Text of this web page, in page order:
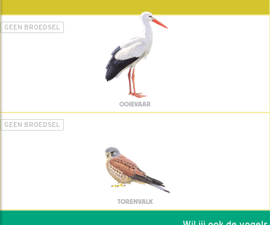
GEEN BROEDSEL
OOIEVAAR
GEEN BROEDSEL
TORENVALK